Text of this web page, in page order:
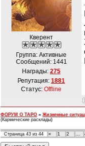
Кверент
Группа: Активные
Сообщений: 1441
Награды: 275
Репутация: 1881
Статус: Offline
ФОРУМ О ТАРО » Жизненные
(Кармические расклады)
Страница 43 из 44 « 1 2 …